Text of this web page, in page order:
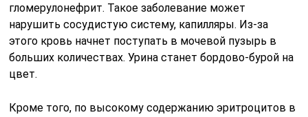
гломерулонефрит. Такое заболевание может
нарушить сосудистую систему, капилляры. Из-за
этого кровь начнет поступать в мочевой пузырь в
больших количествах. Урина станет бордово-бурой на
цвет.
Кроме того, по высокому содержанию эритроцитов в